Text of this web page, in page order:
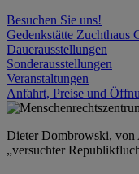
Besuchen Sie uns!
Gedenkstätte Zuchthaus
Dauerausstellungen
Sonderausstellungen
Veranstaltungen
Anfahrt, Preise und
Dieter Dombrowski, von
„versuchter